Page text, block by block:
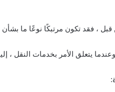
، فقد تكون مرتبكًا نوعًا ما بشأن
يتعلق الأمر بخدمات النقل ،